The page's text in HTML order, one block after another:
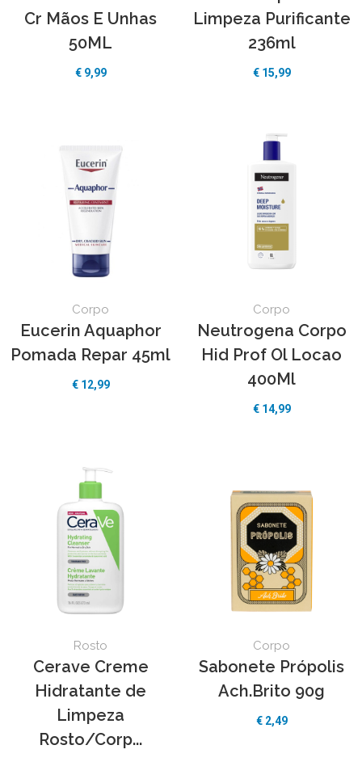
Cr Mãos E Unhas
50ML
€ 9,99
Limpeza Purificante
236ml
€ 15,99
Corpo
Eucerin Aquaphor
Pomada Repar 45ml
€ 12,99
Corpo
Neutrogena Corpo
Hid Prof Ol Locao
400Ml
€ 14,99
Rosto
Cerave Creme
Hidratante de
Limpeza
Rosto/Corp...
Corpo
Sabonete Própolis
Ach.Brito 90g
€ 2,49